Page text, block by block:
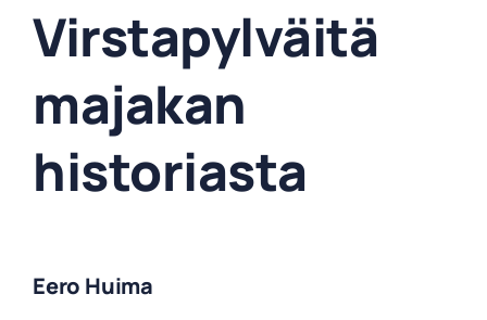
Virstapylväitä
majakan
historiasta
Eero Huima